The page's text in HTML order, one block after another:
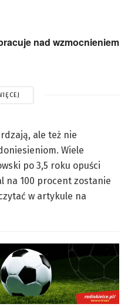
nad wzmocnieniem
ale też nie
Wiele
po 3,5 roku opuści
na 100 procent zostanie
w artykule na